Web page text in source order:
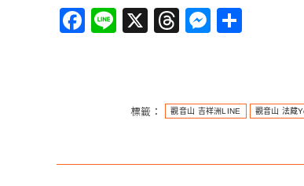
Facebook
Line
X Threads
標籤：
觀音山 吉祥洲LINE 觀音山 法藏